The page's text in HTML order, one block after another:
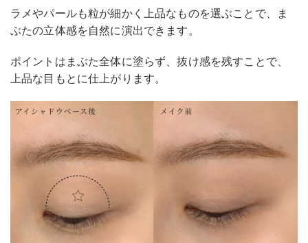
ラメやパールも粒が細かく上品なものを選ぶことで、ま
ぶたの立体感を自然に演出できます。
ポイントはまぶた全体に塗らず、抜け感を残すことで、
上品な目もとに仕上がります。